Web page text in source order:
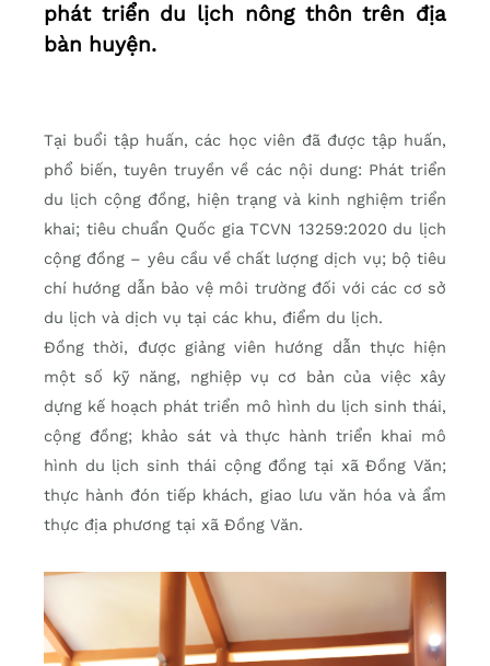
phát triển du lịch nông thôn trên địa
bàn huyện.
Tại buổi tập huấn, các học viên đã được tập huấn,
phổ biến, tuyên truyền về các nội dung: Phát triển
du lịch cộng đồng, hiện trạng và kinh nghiệm triển
khai; tiêu chuẩn Quốc gia TCVN 13259:2020 du lịch
cộng đồng – yêu cầu về chất lượng dịch vụ; bộ tiêu
chí hướng dẫn bảo vệ môi trường đối với các cơ sở
du lịch và dịch vụ tại các khu, điểm du lịch.
Đồng thời, được giảng viên hướng dẫn thực hiện
một số kỹ năng, nghiệp vụ cơ bản của việc xây
dựng kế hoạch phát triển mô hình du lịch sinh thái,
cộng đồng; khảo sát và thực hành triển khai mô
hình du lịch sinh thái cộng đồng tại xã Đồng Văn;
thực hành đón tiếp khách, giao lưu văn hóa và ẩm
thực địa phương tại xã Đồng Văn.